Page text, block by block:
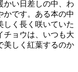
かい日差しの中、わ
かです。ある本の中
しく長く咲いていた
チョウは、いつも大
美しく紅葉するのか